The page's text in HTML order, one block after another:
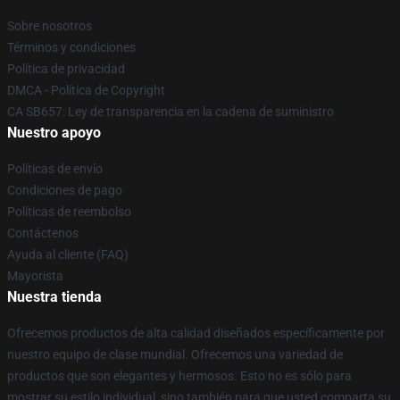
Sobre nosotros
Términos y condiciones
Política de privacidad
DMCA - Política de Copyright
CA SB657: Ley de transparencia en la cadena de suministro
Nuestro apoyo
Políticas de envío
Condiciones de pago
Políticas de reembolso
Contáctenos
Ayuda al cliente (FAQ)
Mayorista
Nuestra tienda
Ofrecemos productos de alta calidad diseñados específicamente por
nuestro equipo de clase mundial. Ofrecemos una variedad de
productos que son elegantes y hermosos. Esto no es sólo para